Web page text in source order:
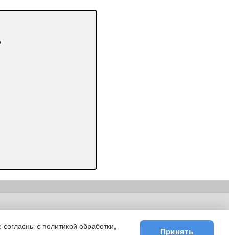
|E-mail
с политикой обработки,
Принять